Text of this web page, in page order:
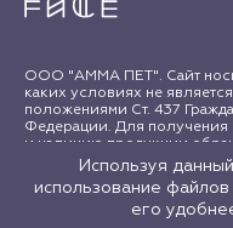
ООО "АММА ПЕТ". Сайт
каких условиях не
положениями Ст. 437
Федерации. Для
и наличию продукции
"АММА ПЕТ". Все права на
соответствии с
об авторском праве и
материалов сайта
Используя
использование
его